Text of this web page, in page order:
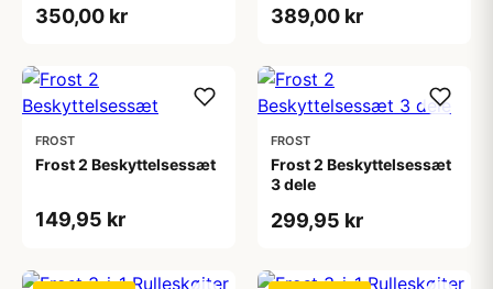
350,00 kr 389,00 kr
FROST
Frost 2 Beskyttelsessæt
149,95 kr
FROST
Frost 2 Beskyttelsessæt
3 dele
299,95 kr